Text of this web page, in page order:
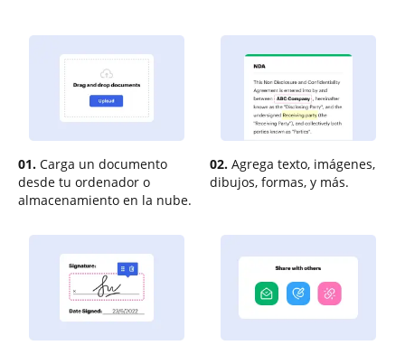
01. Carga un documento
desde tu ordenador o
almacenamiento en la nube.
02. Agrega texto, imágenes,
dibujos, formas, y más.